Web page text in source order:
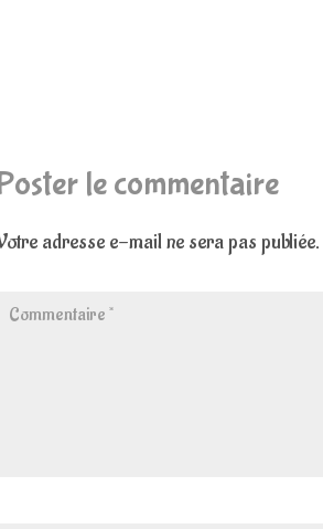
le commentaire
adresse e-mail ne sera pas publiée.